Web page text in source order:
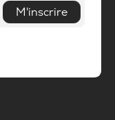
M'inscrire